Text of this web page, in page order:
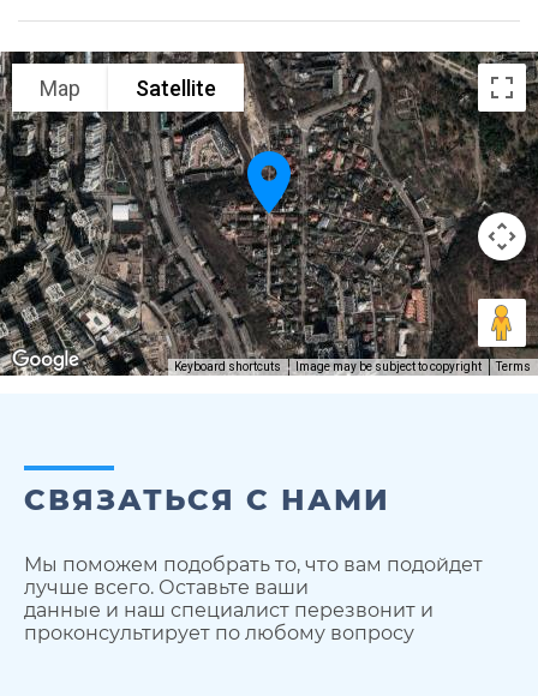
Map Satellite
Keyboard shortcuts Image may be subject to copyright Terms
СВЯЗАТЬСЯ С НАМИ
Мы поможем подобрать то, что вам подойдет
лучше всего. Оставьте ваши
данные и наш специалист перезвонит и
проконсультирует по любому вопросу